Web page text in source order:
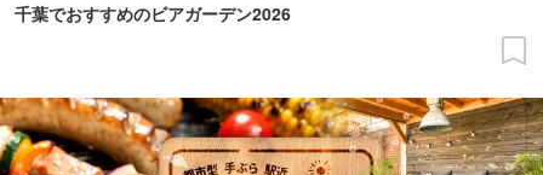
千葉でおすすめのビアガーデン2026